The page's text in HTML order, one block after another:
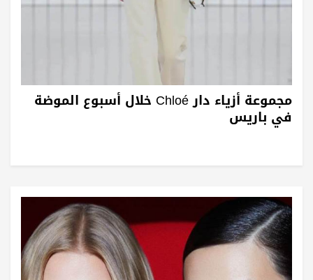
مجموعة أزياء دار Chloé خلال أسبوع الموضة
في باريس